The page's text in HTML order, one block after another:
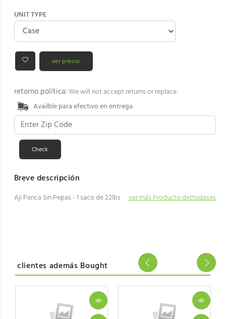
UNIT TYPE
ver precio
retorno política:We will not accept returns or replace
Availble para efectivo en entrega
Breve descripción
Aji Panca Sin Pepas - 1 saco de 22lbs ver más Producto dettodases
clientes además Bought